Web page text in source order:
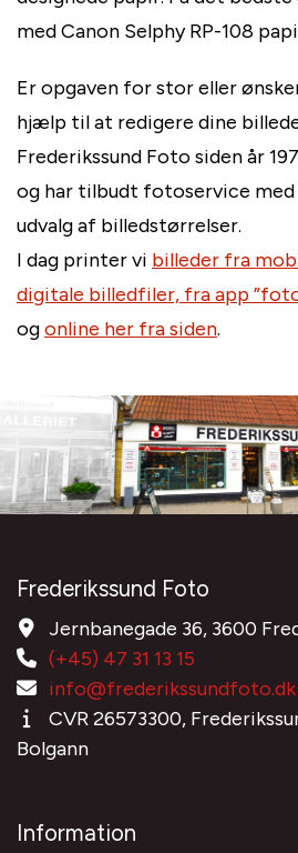
med Canon Selphy RP-108
Er opgaven for stor eller
hjælp til at redigere dine
Frederikssund Foto siden år
og har tilbudt fotoservice
udvalg af billedstørrelser.
I dag printer vi billeder fra
digitale billedfiler, fra app
ogonline her fra siden.
Frederikssund Foto
Jernbanegade 36, 3600
(+45) 47 31 13 15
info@frederikssundfoto.dk
CVR 26573300,
Bolgann
Information